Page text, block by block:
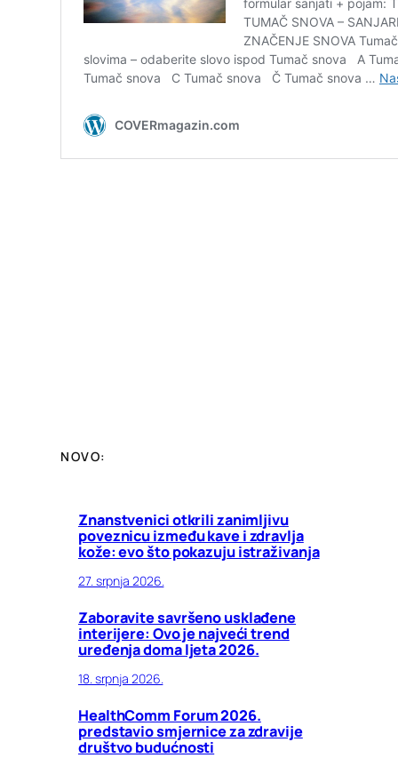
NOVO:
Znanstvenici otkrili zanimljivu
poveznicu između kave i zdravlja
kože: evo što pokazuju istraživanja
27. srpnja 2026.
Zaboravite savršeno usklađene
interijere: Ovo je najveći trend
uređenja doma ljeta 2026.
18. srpnja 2026.
HealthComm Forum 2026.
predstavio smjernice za zdravije
društvo budućnosti